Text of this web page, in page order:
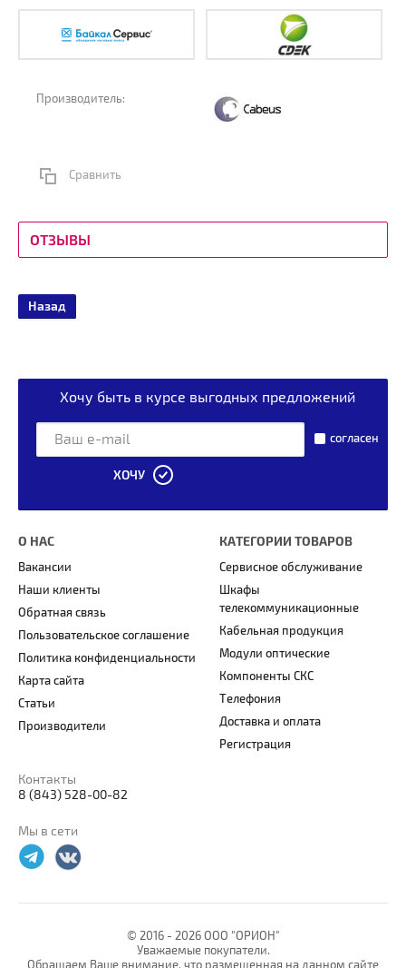
Производитель:
Сравнить
ОТЗЫВЫ
Назад
Хочу быть в курсе выгодных предложений
согласен
ХОЧУ
О НАС
Вакансии
Наши клиенты
Обратная связь
Пользовательское соглашение
Политика конфиденциальности
Карта сайта
Статьи
Производители
КАТЕГОРИИ ТОВАРОВ
Сервисное обслуживание
Шкафы
телекоммуникационные
Кабельная продукция
Модули оптические
Компоненты СКС
Телефония
Доставка и оплата
Регистрация
Контакты
8 (843) 528-00-82
Мы в сети
© 2016 - 2026 ООО "ОРИОН"
Уважаемые покупатели.